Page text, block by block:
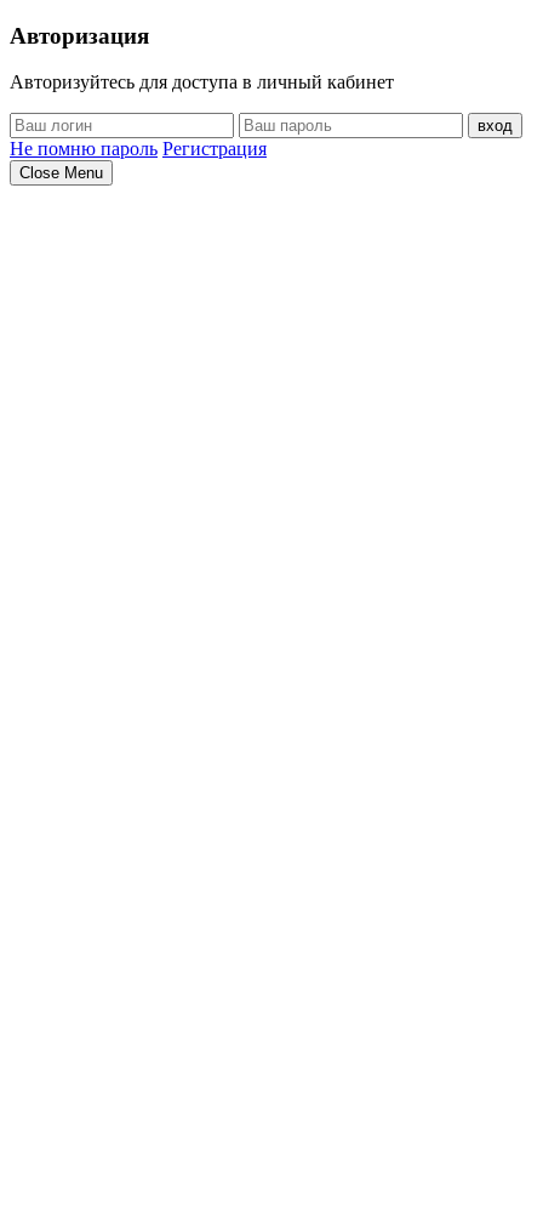
Авторизация
Авторизуйтесь для доступа в личный кабинет
вход
Не помню пароль Регистрация
Close Menu